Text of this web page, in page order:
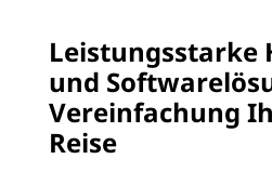
Leistungsstarke
und
Vereinfachung
Reise